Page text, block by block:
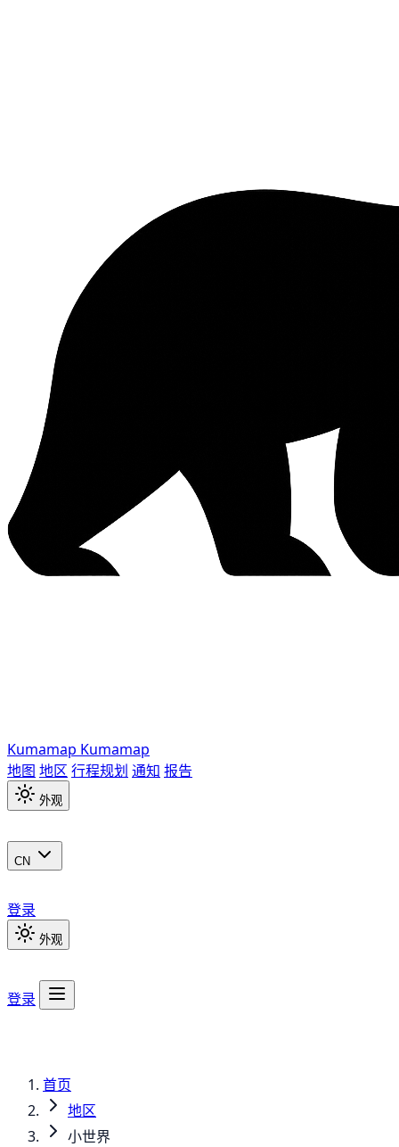
Kumamap Kumamap
地图 地区 行程规划 通知 报告
外观
CN
登录
外观
登录
首页
地区
小世界